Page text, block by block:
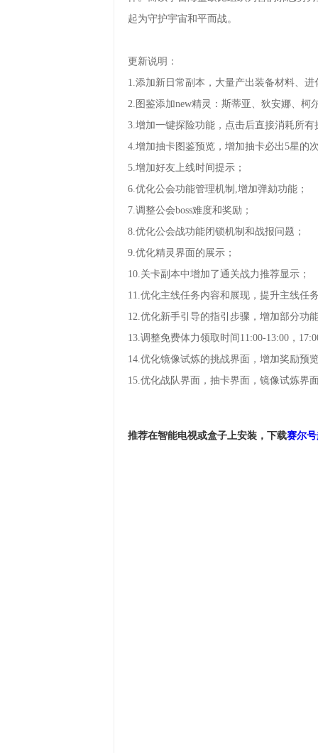
起为守护宇宙和平而战。
更新说明：
1.添加新日常副本，大量产出装备材料、进
2.图鉴添加new精灵：斯蒂亚、狄安娜、柯
3.增加一键探险功能，点击后直接消耗所有
4.增加抽卡图鉴预览，增加抽卡必出5星的
5.增加好友上线时间提示；
6.优化公会功能管理机制,增加弹劾功能；
7.调整公会boss难度和奖励；
8.优化公会战功能闭锁机制和战报问题；
9.优化精灵界面的展示；
10.关卡副本中增加了通关战力推荐显示；
11.优化主线任务内容和展现，提升主线任
12.优化新手引导的指引步骤，增加部分功
13.调整免费体力领取时间11:00-13:00，
14.优化镜像试炼的挑战界面，增加奖励预
15.优化战队界面，抽卡界面，镜像试炼界
推荐在智能电视或盒子上安装，下载赛尔